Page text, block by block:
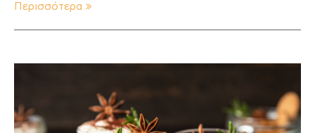
Περισσότερα